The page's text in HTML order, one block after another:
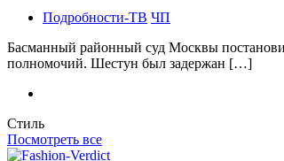
Подробности-ТВ ЧП
Басманный районный суд Москвы
полномочий. Шестун был задержан […]
Стиль
Посмотреть все